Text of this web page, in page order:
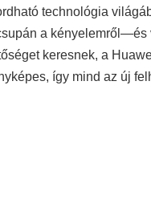
technológia
a
keresnek, a
így mind az új